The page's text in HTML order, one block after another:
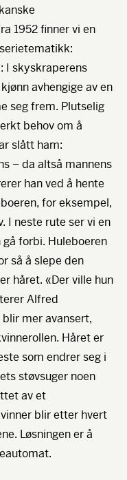
1952 finner vi en
I skyskraperens
avhengige av en
seg frem. Plutselig
behov om å
slått ham:
– da altså mannens
han ved å hente
for eksempel,
I neste rute ser vi en
forbi. Huleboeren
så å slepe den
håret. «Der ville hun
Alfred
mer avansert,
Håret er
som endrer seg i
støvsuger noen
av et
blir etter hvert
Løsningen er å